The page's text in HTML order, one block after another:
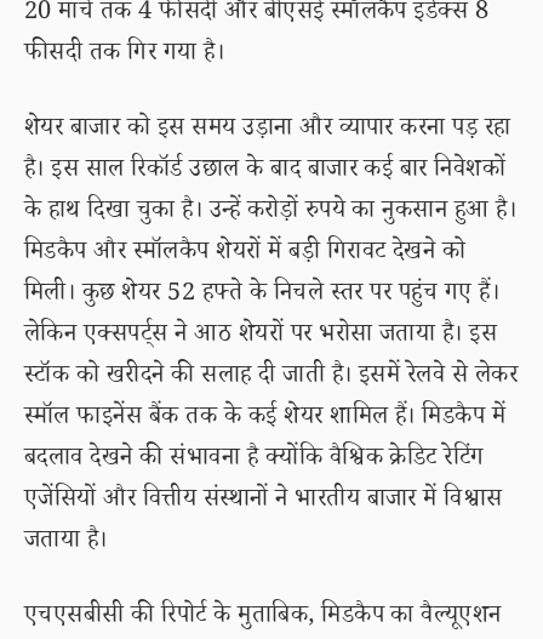
20 मार्च तक 4 फीसदी और बीएसई स्मॉलकैप इंडेक्स 8
फीसदी तक गिर गया है।
शेयर बाजार को इस समय उड़ाना और व्यापार करना पड़ रहा
है। इस साल रिकॉर्ड उछाल के बाद बाजार कई बार निवेशकों
के हाथ दिखा चुका है। उन्हें करोड़ों रुपये का नुकसान हुआ है।
मिडकैप और स्मॉलकैप शेयरों में बड़ी गिरावट देखने को
मिली। कुछ शेयर 52 हफ्ते के निचले स्तर पर पहुंच गए हैं।
लेकिन एक्सपर्ट्स ने आठ शेयरों पर भरोसा जताया है। इस
स्टॉक को खरीदने की सलाह दी जाती है। इसमें रेलवे से लेकर
स्मॉल फाइनेंस बैंक तक के कई शेयर शामिल हैं। मिडकैप में
बदलाव देखने की संभावना है क्योंकि वैश्विक क्रेडिट रेटिंग
एजेंसियों और वित्तीय संस्थानों ने भारतीय बाजार में विश्वास
जताया है।
एचएसबीसी की रिपोर्ट के मुताबिक, मिडकैप का वैल्यूएशन